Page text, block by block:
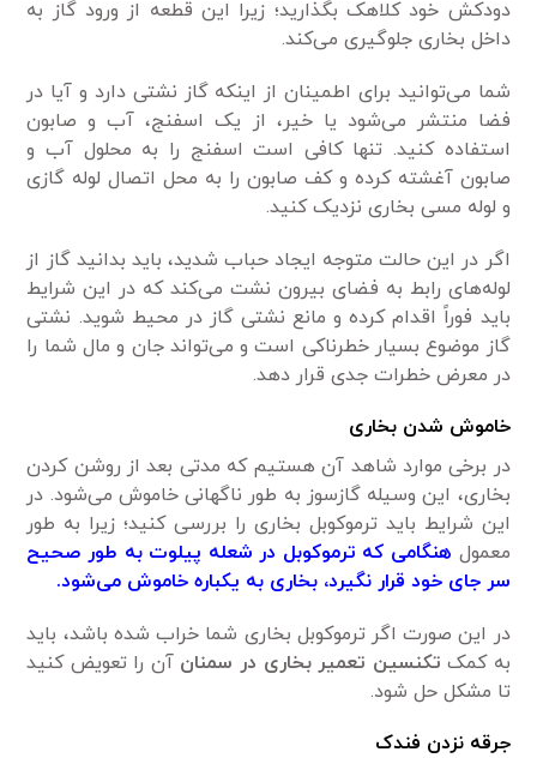
دودکش خود کلاهک بگذارید؛ زیرا این قطعه از ورود گاز به
داخل بخاری جلوگیری می‌کند.
شما می‌توانید برای اطمینان از اینکه گاز نشتی دارد و آیا در
فضا منتشر می‌شود یا خیر، از یک اسفنج، آب و صابون
استفاده کنید. تنها کافی است اسفنج را به محلول آب و
صابون آغشته کرده و کف صابون را به محل اتصال لوله گازی
و لوله مسی بخاری نزدیک کنید.
اگر در این حالت متوجه ایجاد حباب شدید، باید بدانید گاز از
لوله‌های رابط به فضای بیرون نشت می‌کند که در این شرایط
باید فوراً اقدام کرده و مانع نشتی گاز در محیط شوید. نشتی
گاز موضوع بسیار خطرناکی است و می‌تواند جان و مال شما را
در معرض خطرات جدی قرار دهد.
خاموش شدن بخاری
در برخی موارد شاهد آن هستیم که مدتی بعد از روشن کردن
بخاری، این وسیله گازسوز به طور ناگهانی خاموش می‌شود. در
این شرایط باید ترموکوبل بخاری را بررسی کنید؛ زیرا به طور
معمول هنگامی‌ که ترموکوبل در شعله پیلوت به طور صحیح
سر جای خود قرار نگیرد، بخاری به یکباره خاموش می‌شود.
در این صورت اگر ترموکوبل بخاری شما خراب شده باشد، باید
به کمک تکنسین تعمیر بخاری در سمنان آن را تعویض کنید
تا مشکل حل شود.
جرقه نزدن فندک